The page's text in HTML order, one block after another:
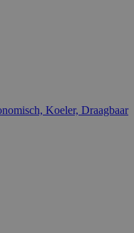
Koeler, Draagbaar